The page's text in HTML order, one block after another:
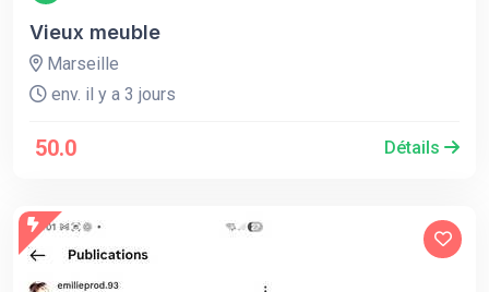
Vieux meuble
Marseille
env. il y a 3 jours
50.0 Détails